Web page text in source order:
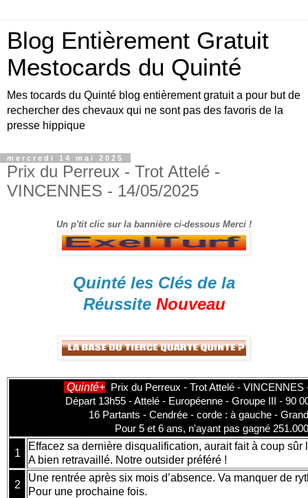
Blog Entièrement Gratuit
Mestocards du Quinté
Mes tocards du Quinté blog entièrement gratuit a pour but de
rechercher des chevaux qui ne sont pas des favoris de la
presse hippique
mercredi 14 mai 2025
Prix du Perreux - Trot Attelé -
VINCENNES - 14/05/2025
Un p'tit clic sur la bannière ci-dessous Merci !
Quinté les Clés de la
Réussite Nouveau
Quinté+ Prix du Perreux - Trot Attelé - VINCENNES
Départ 13h55 - Attelé - Européenne - Groupe III - 90
16 Partants - Cendrée - corde : à gauche -
Pour 5 et 6 ans, n'ayant pas gagné
1
Effacez sa dernière disqualification, aurait fait à coup sûr
A bien retravaillé. Notre outsider préféré !
2
Une rentrée après six mois d’absence. Va manquer de
Pour une prochaine fois.